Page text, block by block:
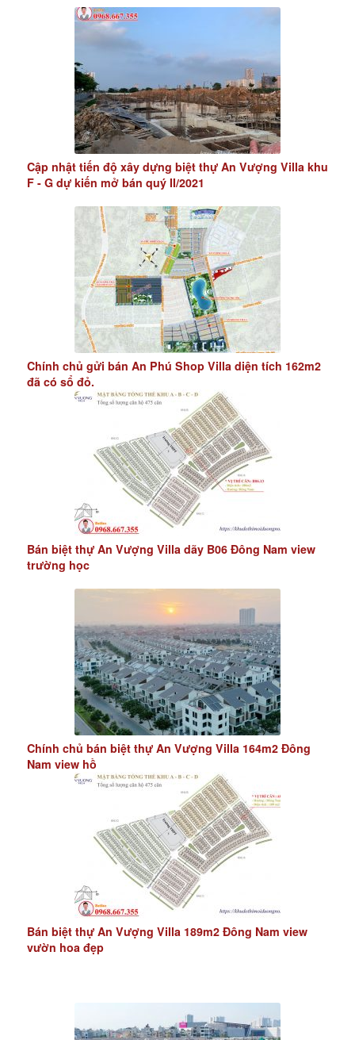
Cập nhật tiến độ xây dựng biệt thự An Vượng Villa khu
F - G dự kiến mở bán quý II/2021
Chính chủ gửi bán An Phú Shop Villa diện tích 162m2
đã có sổ đỏ.
Bán biệt thự An Vượng Villa dãy B06 Đông Nam view
trường học
Chính chủ bán biệt thự An Vượng Villa 164m2 Đông
Nam view hồ
Bán biệt thự An Vượng Villa 189m2 Đông Nam view
vườn hoa đẹp